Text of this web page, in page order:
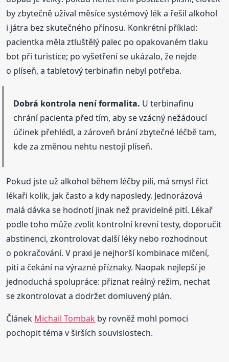
by zbytečně užíval měsíce systémový lék a řešil alkohol
i játra bez skutečného přínosu. Konkrétní příklad:
pacientka měla ztluštělý palec po opakovaném tlaku
bot při turistice; po vyšetření se ukázalo, že nejde
o plíseň, a tabletový terbinafin nebyl potřeba.
Dobrá kontrola není formalita. U terbinafinu
chrání pacienta před tím, aby se vzácný nežádoucí
účinek přehlédl, a zároveň brání zbytečné léčbě tam,
kde za změnou nehtu nestojí plíseň.
Pokud jste už alkohol během léčby pili, má smysl říct
lékaři kolik, jak často a kdy naposledy. Jednorázová
malá dávka se hodnotí jinak než pravidelné pití. Lékař
podle toho může zvolit kontrolní krevní testy, doporučit
abstinenci, zkontrolovat další léky nebo rozhodnout
o pokračování. V praxi je nejhorší kombinace mlčení,
pití a čekání na výrazné příznaky. Naopak nejlepší je
jednoduchá spolupráce: přiznat reálný režim, nechat
se zkontrolovat a dodržet domluvený plán.
Článek Michail Tombak by rovněž mohl pomoci
pochopit téma v širších souvislostech.